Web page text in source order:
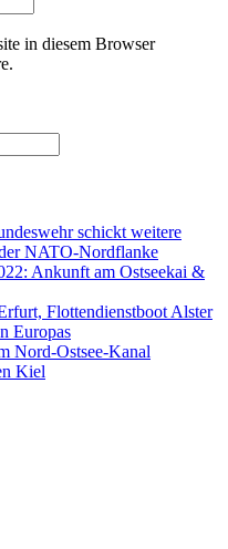
in diesem Browser
schickt weitere
NATO-Nordflanke
Ankunft am Ostseekai &
Flottendienstboot Alster
Europas
Nord-Ostsee-Kanal
Kiel